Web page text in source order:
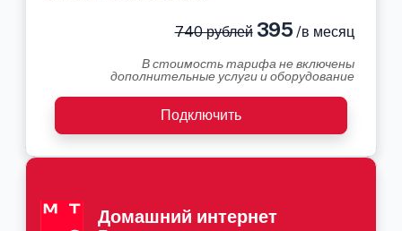
740 рублей395 /в месяц
В стоимость тарифа не включены
дополнительные услуги и оборудование
Подключить
Домашний интернет